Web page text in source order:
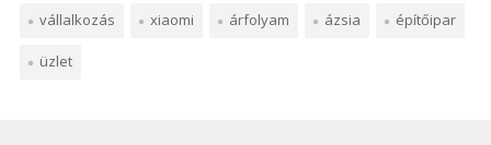
vállalkozás xiaomi árfolyam ázsia építőipar
üzlet